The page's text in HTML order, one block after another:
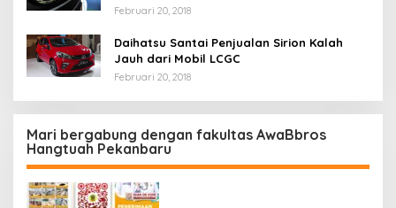
Februari 20, 2018
Daihatsu Santai Penjualan Sirion Kalah
Jauh dari Mobil LCGC
Februari 20, 2018
Mari bergabung dengan fakultas AwaBbros
Hangtuah Pekanbaru